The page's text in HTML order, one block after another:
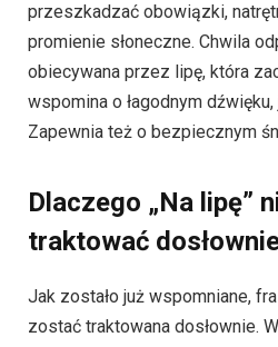
przeszkadzać obowiązki,
promienie słoneczne. Chwila
obiecywana przez lipę, która
wspomina o łagodnym
Zapewnia też o bezpiecznym
Dlaczego „Na lipę”
traktować
Jak zostało już wspomniane,
zostać traktowana dosłownie.